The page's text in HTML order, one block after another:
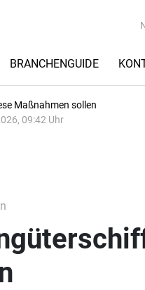
BRANCHENGUIDE
Maßnahmen sollen
09:42 Uhr